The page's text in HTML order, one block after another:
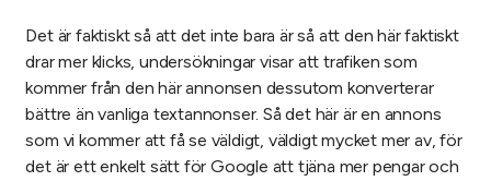
Det är faktiskt så att det inte bara är så att den här faktiskt
drar mer klicks, undersökningar visar att trafiken som
kommer från den här annonsen dessutom konverterar
bättre än vanliga textannonser. Så det här är en annons
som vi kommer att få se väldigt, väldigt mycket mer av, för
det är ett enkelt sätt för Google att tjäna mer pengar och